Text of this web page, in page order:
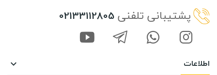
پشتیبانی تلفنی 02133112805
اطلاعات 